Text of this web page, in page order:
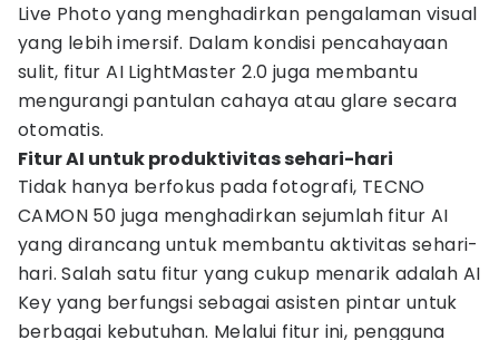
Live Photo yang menghadirkan pengalaman visual
yang lebih imersif. Dalam kondisi pencahayaan
sulit, fitur AI LightMaster 2.0 juga membantu
mengurangi pantulan cahaya atau glare secara
otomatis.
Fitur AI untuk produktivitas sehari-hari
Tidak hanya berfokus pada fotografi, TECNO
CAMON 50 juga menghadirkan sejumlah fitur AI
yang dirancang untuk membantu aktivitas sehari-
hari. Salah satu fitur yang cukup menarik adalah AI
Key yang berfungsi sebagai asisten pintar untuk
berbagai kebutuhan. Melalui fitur ini, pengguna